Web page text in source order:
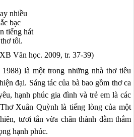
nhiều
bạc
tiếng hát
tôi.
Văn học. 2009, tr. 37-39)
là một trong những nhà thơ tiêu
đại. Sáng tác của bà bao gồm thơ ca
hạnh phúc gia đình và trẻ em là các
Xuân Quỳnh là tiếng lòng của một
tươi tắn vừa chân thành đằm thắm
hạnh phúc.